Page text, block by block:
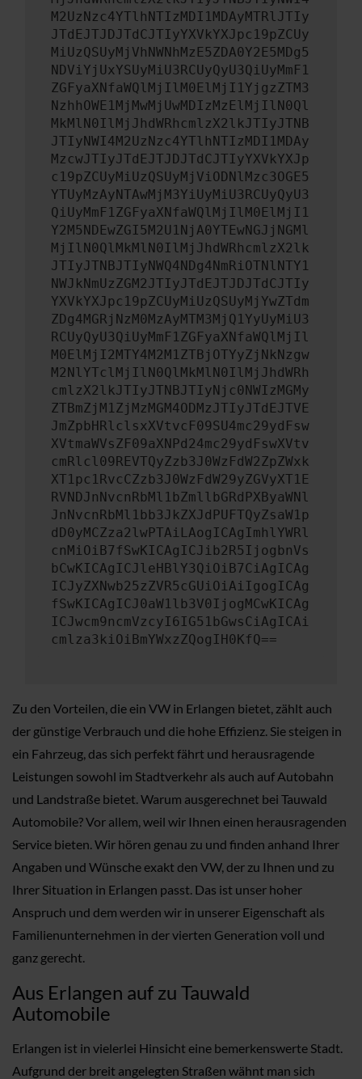
M2UzNzc4YTlhNTIzMDI1MDAyMTRlJTIy
JTdEJTJDJTdCJTIyYXVkYXJpc19pZCUy
MiUzQSUyMjVhNWNhMzE5ZDA0Y2E5MDg5
NDViYjUxYSUyMiU3RCUyQyU3QiUyMmF1
ZGFyaXNfaWQlMjIlM0ElMjI1YjgzZTM3
NzhhOWE1MjMwMjUwMDIzMzElMjIlN0Ql
MkMlN0IlMjJhdWRhcmlzX2lkJTIyJTNB
JTIyNWI4M2UzNzc4YTlhNTIzMDI1MDAy
MzcwJTIyJTdEJTJDJTdCJTIyYXVkYXJp
c19pZCUyMiUzQSUyMjViODNlMzc3OGE5
YTUyMzAyNTAwMjM3YiUyMiU3RCUyQyU3
QiUyMmF1ZGFyaXNfaWQlMjIlM0ElMjI1
Y2M5NDEwZGI5M2U1NjA0YTEwNGJjNGMl
MjIlN0QlMkMlN0IlMjJhdWRhcmlzX2lk
JTIyJTNBJTIyNWQ4NDg4NmRiOTNlNTY1
NWJkNmUzZGM2JTIyJTdEJTJDJTdCJTIy
YXVkYXJpc19pZCUyMiUzQSUyMjYwZTdm
ZDg4MGRjNzM0MzAyMTM3MjQ1YyUyMiU3
RCUyQyU3QiUyMmF1ZGFyaXNfaWQlMjIl
M0ElMjI2MTY4M2M1ZTBjOTYyZjNkNzgw
M2NlYTclMjIlN0QlMkMlN0IlMjJhdWRh
cmlzX2lkJTIyJTNBJTIyNjc0NWIzMGMy
ZTBmZjM1ZjMzMGM4ODMzJTIyJTdEJTVE
JmZpbHRlclsxXVtvcF09SU4mc29ydFsw
XVtmaWVsZF09aXNPd24mc29ydFswXVtv
cmRlcl09REVTQyZzb3J0WzFdW2ZpZWxk
XT1pc1RvcCZzb3J0WzFdW29yZGVyXT1E
RVNDJnNvcnRbMl1bZmllbGRdPXByaWNl
JnNvcnRbMl1bb3JkZXJdPUFTQyZsaW1p
dD0yMCZza2lwPTAiLAogICAgImhlYWRl
cnMiOiB7fSwKICAgICJib2R5IjogbnVs
bCwKICAgICJleHBlY3QiOiB7CiAgICAg
ICJyZXNwb25zZVR5cGUiOiAiIgogICAg
fSwKICAgICJ0aW1lb3V0IjogMCwKICAg
ICJwcm9ncmVzcyI6IG51bGwsCiAgICAi
cmlza3kiOiBmYWxzZQogIH0KfQ==
Zu den Vorteilen, die ein VW in Erlangen bietet, zählt auch
der günstige Verbrauch und die hohe Effizienz. Sie steigen in
ein Fahrzeug, das sich perfekt fährt und herausragende
Leistungen sowohl im Stadtverkehr als auch auf Autobahn
und Landstraße bietet. Warum ausgerechnet bei Tauwald
Automobile? Vor allem, weil wir Ihnen einen herausragenden
Service bieten. Wir hören genau zu und finden anhand Ihrer
Angaben und Wünsche exakt den VW, der zu Ihnen und zu
Ihrer Situation in Erlangen passt. Das ist unser hoher
Anspruch und dem werden wir in unserer Eigenschaft als
Familienunternehmen in der vierten Generation voll und
ganz gerecht.
Aus Erlangen auf zu Tauwald
Automobile
Erlangen ist in vielerlei Hinsicht eine bemerkenswerte Stadt.
Aufgrund der breit angelegten Straßen wähnt man sich